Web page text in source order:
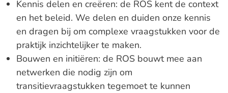
Kennis delen en creëren: de ROS kent de context
en het beleid. We delen en duiden onze kennis
en dragen bij om complexe vraagstukken voor de
praktijk inzichtelijker te maken.
Bouwen en initiëren: de ROS bouwt mee aan
netwerken die nodig zijn om
transitievraagstukken tegemoet te kunnen